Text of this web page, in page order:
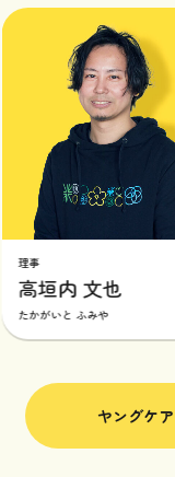
垣内 文也
がいと ふみや
ヤングケ